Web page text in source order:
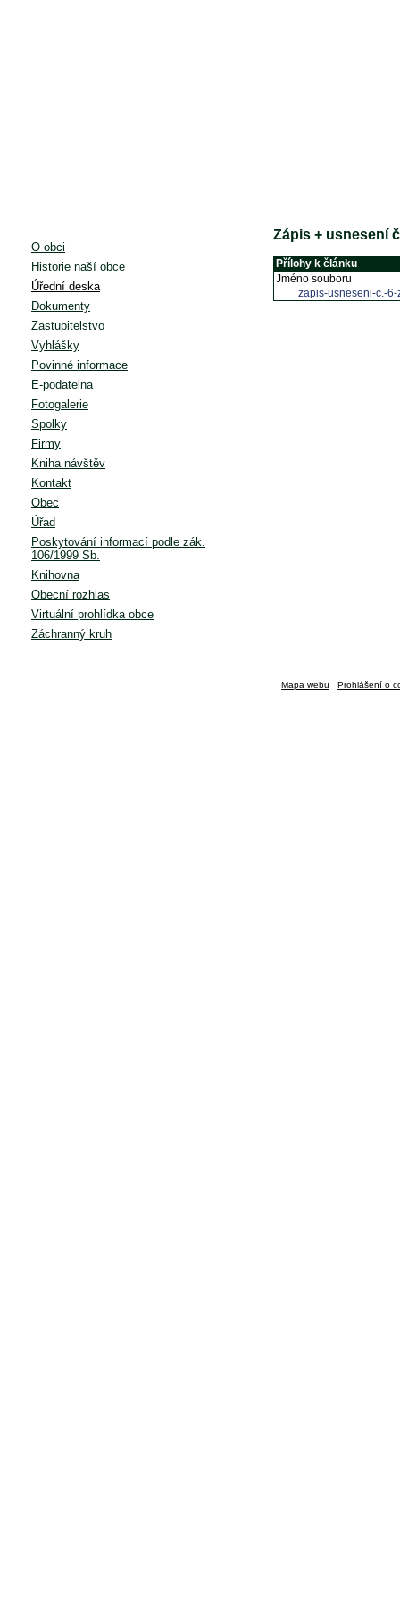
O obci
Historie naší obce
Úřední deska
Dokumenty
Zastupitelstvo
Vyhlášky
Povinné informace
E-podatelna
Fotogalerie
Spolky
Firmy
Kniha návštěv
Kontakt
Obec
Úřad
Poskytování informací podle zák.
106/1999 Sb.
Knihovna
Obecní rozhlas
Virtuální prohlídka obce
Záchranný kruh
Zápis + usnesení
Přílohy k článku
Jméno souboru
zapis-usneseni-c.-
Mapa webu Prohlášení o